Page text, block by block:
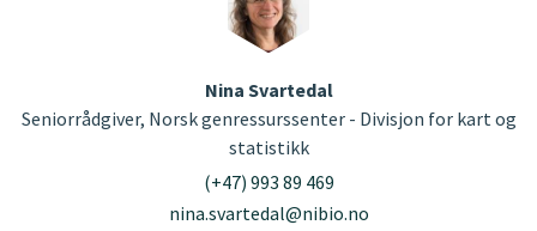
Nina Svartedal
Seniorrådgiver, Norsk genressurssenter - Divisjon for kart og
statistikk
(+47) 993 89 469
nina.svartedal@nibio.no